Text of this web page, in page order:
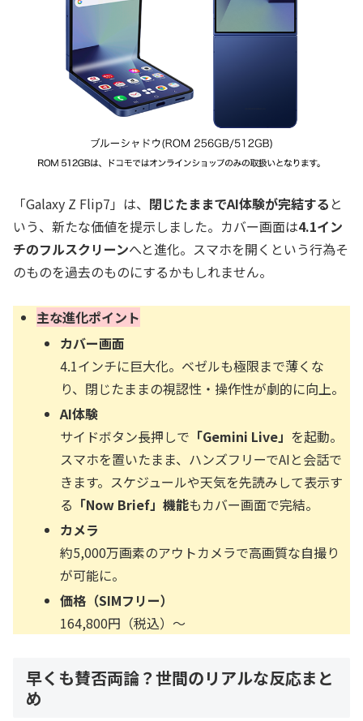
「Galaxy Z Flip7」は、 閉じたままでAI体験が完結する と
いう、新たな価値を提示しました。カバー画面は4.1イン
チのフルスクリーンへと進化。スマホを開くという行為そ
のものを過去のものにするかもしれません。
主な進化ポイント
カバー画面
4.1インチに巨大化。ベゼルも極限まで薄くな
り、閉じたままの視認性・操作性が劇的に向上。
AI体験
サイドボタン長押しで 「Gemini Live」 を起動。
スマホを置いたまま、ハンズフリーでAIと会話で
きます。スケジュールや天気を先読みして表示す
る 「Now Brief」機能もカバー画面で完結。
カメラ
約5,000万画素のアウトカメラで高画質な自撮り
が可能に。
価格（SIMフリー）
164,800円（税込）〜
早くも賛否両論？世間のリアルな反応まと
め